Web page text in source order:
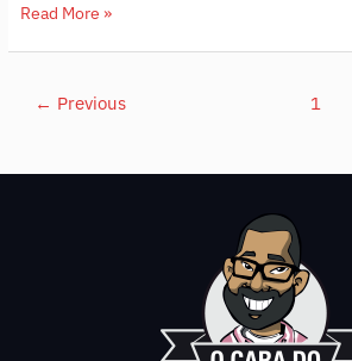
Read More »
← Previous 1